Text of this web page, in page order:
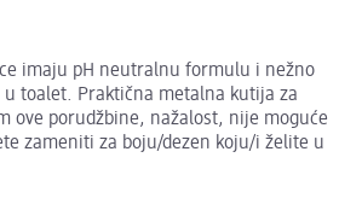
imaju pH neutralnu formulu i nežno
toalet. Praktična metalna kutija za
ove porudžbine, nažalost, nije moguće
zameniti za boju/dezen koju/i želite u